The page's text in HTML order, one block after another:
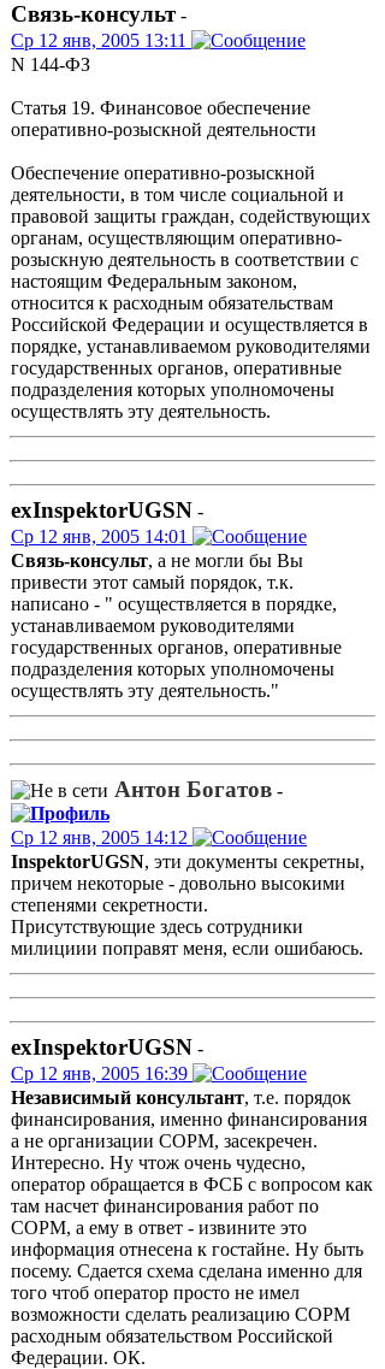
Связь-консульт-
Ср 12 янв, 2005 13:11
N 144-ФЗ
Статья 19. Финансовое обеспечение
оперативно-розыскной деятельности
Обеспечение оперативно-розыскной
деятельности, в том числе социальной и
правовой защиты граждан, содействующих
органам, осуществляющим оперативно-
розыскную деятельность в соответствии с
настоящим Федеральным законом,
относится к расходным обязательствам
Российской Федерации и осуществляется в
порядке, устанавливаемом руководителями
государственных органов, оперативные
подразделения которых уполномочены
осуществлять эту деятельность.
exInspektorUGSN -
Ср 12 янв, 2005 14:01
Связь-консульт, а не могли бы Вы
привести этот самый порядок, т.к.
написано - " осуществляется в порядке,
устанавливаемом руководителями
государственных органов, оперативные
подразделения которых уполномочены
осуществлять эту деятельность."
Антон Богатов -
Ср 12 янв, 2005 14:12
InspektorUGSN, эти документы секретны,
причем некоторые - довольно высокими
степенями секретности.
Присутствующие здесь сотрудники
милициии поправят меня, если ошибаюсь.
exInspektorUGSN -
Ср 12 янв, 2005 16:39
Независимый консультант, т.е. порядок
финансирования, именно финансирования
а не организации СОРМ, засекречен.
Интересно. Ну чтож очень чудесно,
оператор обращается в ФСБ с вопросом как
там насчет финансирования работ по
СОРМ, а ему в ответ - извините это
информация отнесена к гостайне. Ну быть
посему. Сдается схема сделана именно для
того чтоб оператор просто не имел
возможности сделать реализацию СОРМ
расходным обязательством Российской
Федерации. ОК.